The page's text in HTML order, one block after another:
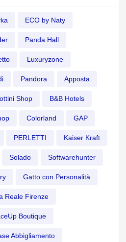
ECO by Naty
Panda Hall
Luxuryzone
Pandora Apposta
Shop B&B Hotels
Colorland GAP
PERLETTI Kaiser Kraft
Solado Softwarehunter
Gatto con Personalità
Reale Firenze
Boutique
Abbigliamento